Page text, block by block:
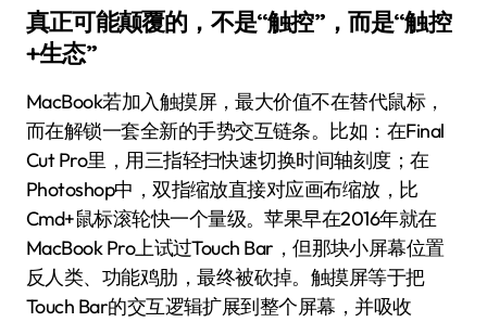
真正可能颠覆的，不是“触控”，而是“触控
+生态”
MacBook若加入触摸屏，最大价值不在替代鼠标，
而在解锁一套全新的手势交互链条。比如：在Final
Cut Pro里，用三指轻扫快速切换时间轴刻度；在
Photoshop中，双指缩放直接对应画布缩放，比
Cmd+鼠标滚轮快一个量级。苹果早在2016年就在
MacBook Pro上试过Touch Bar，但那块小屏幕位置
反人类、功能鸡肋，最终被砍掉。触摸屏等于把
Touch Bar的交互逻辑扩展到整个屏幕，并吸收